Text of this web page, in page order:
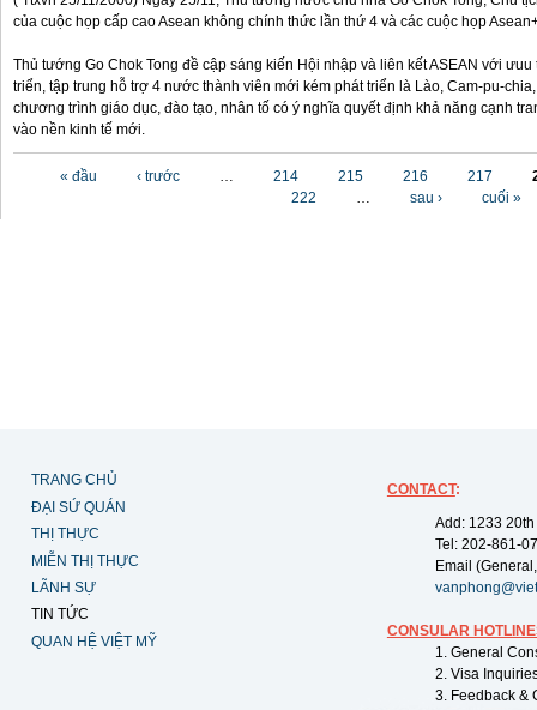
của cuộc họp cấp cao Asean không chính thức lần thứ 4 và các cuộc họp
Thủ tướng Go Chok Tong đề cập sáng kiến Hội nhập và liên kết ASEAN với
triển, tập trung hỗ trợ 4 nước thành viên mới kém phát triển là Lào, Cam-pu-
chương trình giáo dục, đào tạo, nhân tố có ý nghĩa quyết định khả năng cạnh
vào nền kinh tế mới.
« đầu ‹ trước … 214 215 216 217
222
… sau › cuối »
TRANG CHỦ
ĐẠI SỨ QUÁN
THỊ THỰC
MIỄN THỊ THỰC
LÃNH SỰ
TIN TỨC
QUAN HỆ VIỆT MỸ
CONTACT:
Add: 1233
Tel: 202-861-
Email
CONSULAR
1. General
2. Visa
3. Feedback &